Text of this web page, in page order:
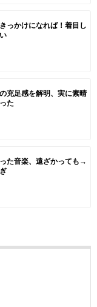
っかけになれば！着目し
充足感を解明、実に素晴
た
た音楽、遠ざかっても→